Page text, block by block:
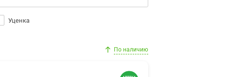
Уценка
По наличию